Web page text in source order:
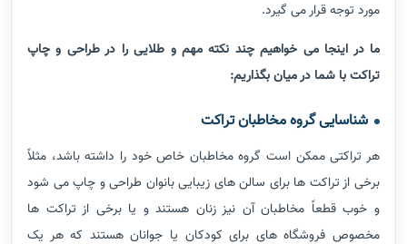
مورد توجه قرار می گیرد.
ما در اینجا می خواهیم چند نکته مهم و طلایی را در طراحی و چاپ
تراکت با شما در میان بگذاریم:
شناسایی گروه مخاطبان تراکت
هر تراکتی ممکن است گروه مخاطبان خاص خود را داشته باشد، مثلاً
برخی از تراکت ها برای سالن های زیبایی بانوان طراحی و چاپ می شود
و خوب قطعاً مخاطبان آن نیز زنان هستند و یا برخی از تراکت ها
مخصوص فروشگاه های برای کودکان یا جوانان هستند که هر یک